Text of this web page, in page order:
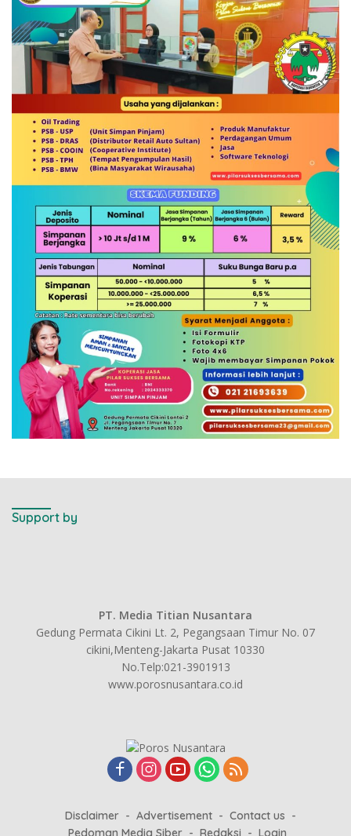
Support by
PT. Media Titian Nusantara
Gedung Permata Cikini Lt. 2, Pegangsaan Timur No. 07
cikini,Menteng-Jakarta Pusat 10330
No.Telp:021-3901913
www.porosnusantara.co.id
Disclaimer Advertisement
Contact us
Pedoman Media Siber
Redaksi Login